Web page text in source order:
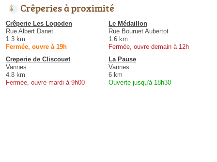
Crêperies à proximité
Crêperie Les Logoden
Rue Albert Danet
1.3 km
Fermée, ouvre à 19h
Le Médaillon
Rue Bouruet Aubertot
1.6 km
Fermée, ouvre demain à 12h
Creperie de Cliscouet
Vannes
4.8 km
Fermée, ouvre mardi à 9h00
La Pause
Vannes
6 km
Ouverte jusqu'à 18h30